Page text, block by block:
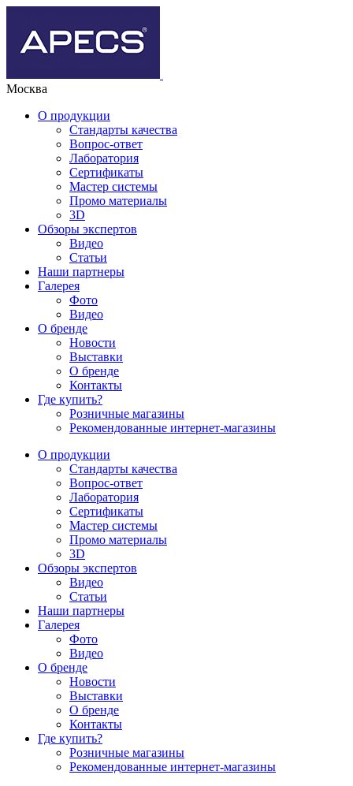
Москва
О продукции
Стандарты качества
Вопрос-ответ
Лаборатория
Сертификаты
Мастер системы
Промо материалы
3D
Обзоры экспертов
Видео
Статьи
Наши партнеры
Галерея
Фото
Видео
О бренде
Новости
Выставки
О бренде
Контакты
Где купить?
Розничные магазины
Рекомендованные интернет-магазины
О продукции
Стандарты качества
Вопрос-ответ
Лаборатория
Сертификаты
Мастер системы
Промо материалы
3D
Обзоры экспертов
Видео
Статьи
Наши партнеры
Галерея
Фото
Видео
О бренде
Новости
Выставки
О бренде
Контакты
Где купить?
Розничные магазины
Рекомендованные интернет-магазины